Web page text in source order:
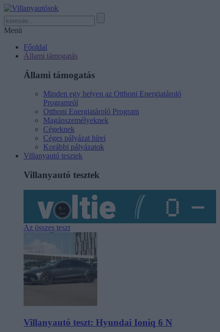
Menü
Főoldal
Állami támogatás
Állami támogatás
Minden egy helyen az Otthoni Energiatároló
Programról
Otthoni Energiatároló Program
Magánszemélyeknek
Cégeknek
Céges pályázat hírei
Korábbi pályázatok
Villanyautó tesztek
Villanyautó tesztek
Az összes teszt
Villanyautó teszt: Hyundai Ioniq 6 N